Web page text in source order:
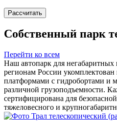
Рассчитать
Собственный парк
Перейти ко всем
Наш автопарк для негабаритных
регионам России
платформами с гидробортами и
различной грузоподъемности.
сертифицирована для
тяжеловесного и